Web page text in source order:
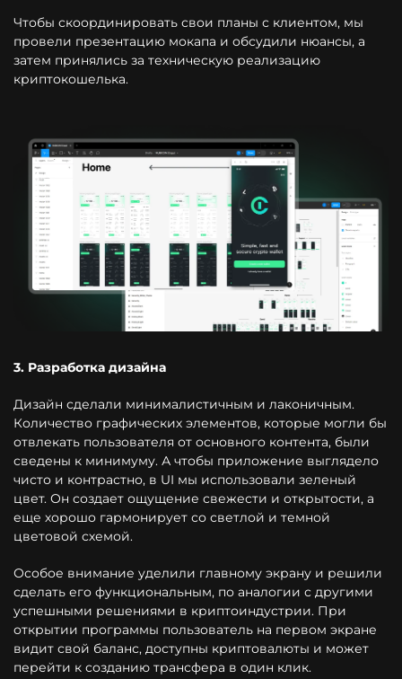
Чтобы скоординировать свои планы с клиентом, мы
провели презентацию мокапа и обсудили нюансы, а
затем принялись за техническую реализацию
криптокошелька.
3. Разработка дизайна
Дизайн сделали минималистичным и лаконичным.
Количество графических элементов, которые могли бы
отвлекать пользователя от основного контента, были
сведены к минимуму. А чтобы приложение выглядело
чисто и контрастно, в UI мы использовали зеленый
цвет. Он создает ощущение свежести и открытости, а
еще хорошо гармонирует со светлой и темной
цветовой схемой.
Особое внимание уделили главному экрану и решили
сделать его функциональным, по аналогии с другими
успешными решениями в криптоиндустрии. При
открытии программы пользователь на первом экране
видит свой баланс, доступны криптовалюты и может
перейти к созданию трансфера в один клик.